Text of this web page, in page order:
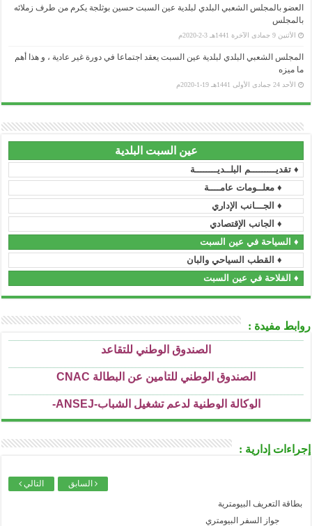
العضو بالمجلس الشعبي البلدي لبلدية عين السبت حسين بوثلجة يكرم من طرف زملائه
بالمجلس
الأثنين 9 جمادى الآخرة 1441هـ 3-2-2020م
المجلس الشعبي البلدي لبلدية عين السبت يعقد اجتماعا في دورة غير عادية ، و هذا أهم
ما ميزه
الأحد 24 جمادى الأولى 1441هـ 19-1-2020م
عين السبت البلدية
♦ تقديـــــــــم البلــديــــــــة
♦ معلــومات عامــــة
♦ الجـــانب الإداري
♦ الجانب الإقتصادي
♦ السياحة في عين السبت
♦ القطب السياحي والبان
♦ الفلاحة في عين السبت
روابط مفيدة :
وزارة العمل و التشغيل و الضمان الإجتماعي
وزارة الشباب و الرياضة
وزارة التعليم و التكوين المهنيين.
وزارة التعليم العالي و البحث العملي
وزارة التربية الوطنية
وزارة الصحة
الصندوق الوطني للتأمينات الاجتماعية للعمال الأجراء
الصندوق الوطني للتأمينات الاجتماعية للعمال غير الأجراء
الصندوق الوطني للتقاعد
الصندوق الوطني للتأمين عن البطالة CNAC
الوكالة الوطنية لدعم تشغيل الشباب-ANSEJ-
الوكالة الوطنية لتطوير الإستثمار-ANDI-
الديوان الوطني للإمتحانات و المسابقات ONEC
إجراءات إدارية :
التالي السابق
بطاقة التعريف البيومترية
جواز السفر البيومتري